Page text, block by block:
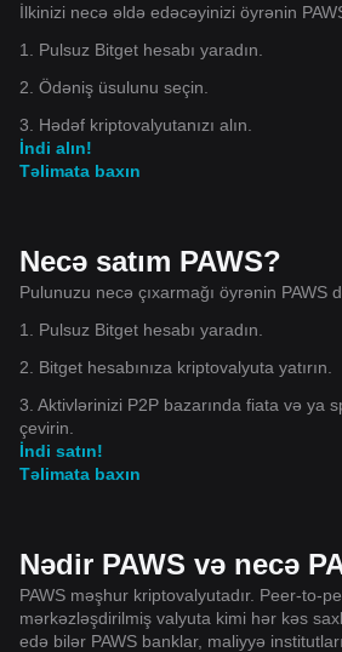
İlkinizi necə əldə edəcəyinizi öyrənin
1. Pulsuz Bitget hesabı yaradın.
2. Ödəniş üsulunu seçin.
3. Hədəf kriptovalyutanızı alın.
İndi alın!
Təlimata baxın
Necə satım PAWS?
Pulunuzu necə çıxarmağı öyrənin PAWS
1. Pulsuz Bitget hesabı yaradın.
2. Bitget hesabınıza kriptovalyuta yatırın.
3. Aktivlərinizi P2P bazarında fiata və ya
çevirin.
İndi satın!
Təlimata baxın
Nədir PAWS və necə
PAWS məşhur kriptovalyutadır. Peer-to-
mərkəzləşdirilmiş valyuta kimi hər kəs
edə bilər PAWS banklar, maliyyə